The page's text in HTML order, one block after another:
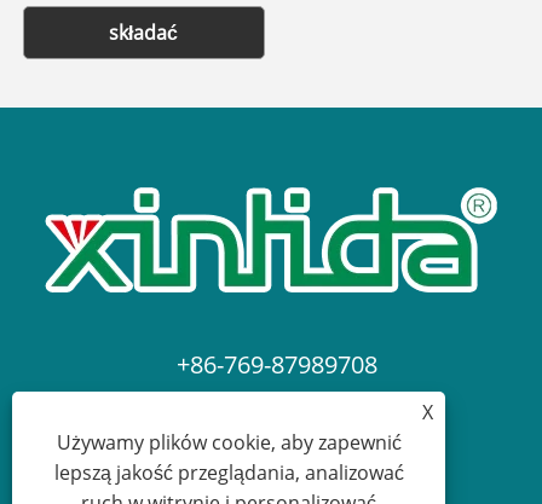
składać
+86-769-87989708
X
Używamy plików cookie, aby zapewnić
lepszą jakość przeglądania, analizować